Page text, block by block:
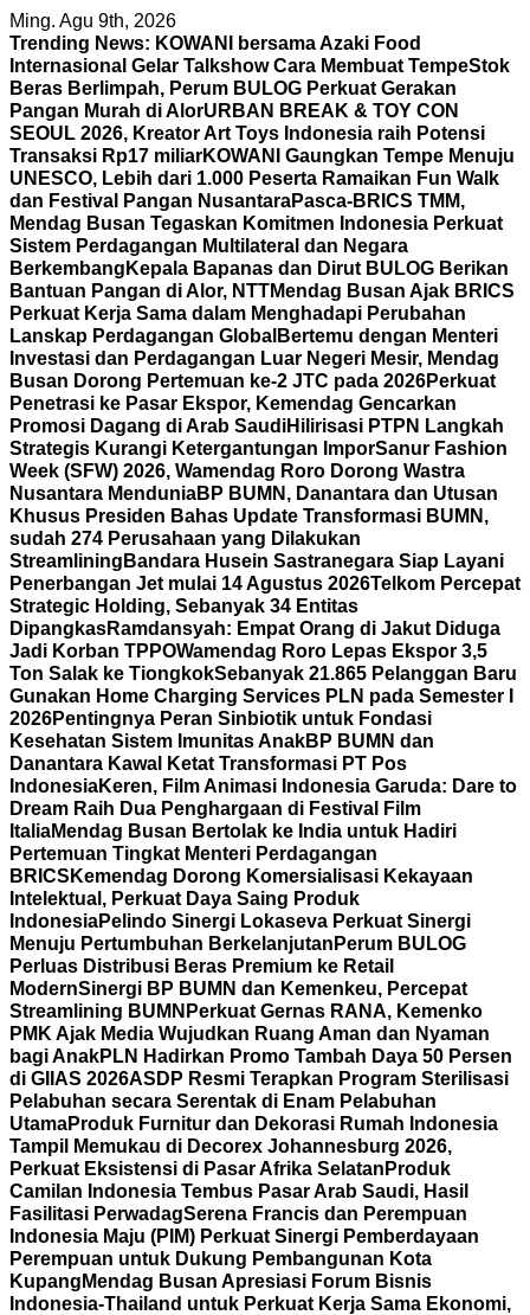
Skip
to
content
Ming. Agu 9th, 2026
Trending News: KOWANI bersama Azaki Food
Internasional Gelar Talkshow Cara Membuat TempeStok
Beras Berlimpah, Perum BULOG Perkuat Gerakan
Pangan Murah di AlorURBAN BREAK & TOY CON
SEOUL 2026, Kreator Art Toys Indonesia raih Potensi
Transaksi Rp17 miliarKOWANI Gaungkan Tempe Menuju
UNESCO, Lebih dari 1.000 Peserta Ramaikan Fun Walk
dan Festival Pangan NusantaraPasca-BRICS TMM,
Mendag Busan Tegaskan Komitmen Indonesia Perkuat
Sistem Perdagangan Multilateral dan Negara
Berkembang Kepala Bapanas dan Dirut BULOG Berikan
Bantuan Pangan di Alor, NTTMendag Busan Ajak BRICS
Perkuat Kerja Sama dalam Menghadapi Perubahan
Lanskap Perdagangan Global Bertemu dengan Menteri
Investasi dan Perdagangan Luar Negeri Mesir, Mendag
Busan Dorong Pertemuan ke-2 JTC pada 2026Perkuat
Penetrasi ke Pasar Ekspor, Kemendag Gencarkan
Promosi Dagang di Arab SaudiHilirisasi PTPN Langkah
Strategis Kurangi Ketergantungan ImporSanur Fashion
Week (SFW) 2026, Wamendag Roro Dorong Wastra
Nusantara MenduniaBP BUMN, Danantara dan Utusan
Khusus Presiden Bahas Update Transformasi BUMN,
sudah 274 Perusahaan yang Dilakukan
Streamlining Bandara Husein Sastranegara Siap Layani
Penerbangan Jet mulai 14 Agustus 2026Telkom Percepat
Strategic Holding, Sebanyak 34 Entitas
DipangkasRamdansyah: Empat Orang di Jakut Diduga
Jadi Korban TPPOWamendag Roro Lepas Ekspor 3,5
Ton Salak ke TiongkokSebanyak 21.865 Pelanggan Baru
Gunakan Home Charging Services PLN pada Semester I
2026Pentingnya Peran Sinbiotik untuk Fondasi
Kesehatan Sistem Imunitas AnakBP BUMN dan
Danantara Kawal Ketat Transformasi PT Pos
IndonesiaKeren, Film Animasi Indonesia Garuda: Dare to
Dream Raih Dua Penghargaan di Festival Film
ItaliaMendag Busan Bertolak ke India untuk Hadiri
Pertemuan Tingkat Menteri Perdagangan
BRICS Kemendag Dorong Komersialisasi Kekayaan
Intelektual, Perkuat Daya Saing Produk
IndonesiaPelindo Sinergi Lokaseva Perkuat Sinergi
Menuju Pertumbuhan Berkelanjutan Perum BULOG
Perluas Distribusi Beras Premium ke Retail
ModernSinergi BP BUMN dan Kemenkeu, Percepat
Streamlining BUMN Perkuat Gernas RANA, Kemenko
PMK Ajak Media Wujudkan Ruang Aman dan Nyaman
bagi AnakPLN Hadirkan Promo Tambah Daya 50 Persen
di GIIAS 2026ASDP Resmi Terapkan Program Sterilisasi
Pelabuhan secara Serentak di Enam Pelabuhan
UtamaProduk Furnitur dan Dekorasi Rumah Indonesia
Tampil Memukau di Decorex Johannesburg 2026,
Perkuat Eksistensi di Pasar Afrika Selatan Produk
Camilan Indonesia Tembus Pasar Arab Saudi, Hasil
Fasilitasi PerwadagSerena Francis dan Perempuan
Indonesia Maju (PIM) Perkuat Sinergi Pemberdayaan
Perempuan untuk Dukung Pembangunan Kota
Kupang Mendag Busan Apresiasi Forum Bisnis
Indonesia-Thailand untuk Perkuat Kerja Sama Ekonomi,